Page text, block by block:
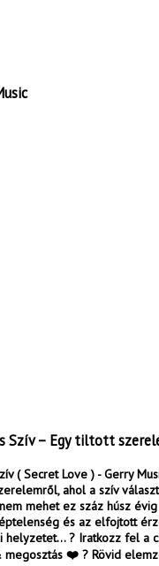
Szív – Egy tiltott
( Secret Love ) - Gerry
ahol a szív
mehet ez száz húsz
és az elfojtott
helyzetet… ? Iratkozz fel a
megosztás ❤️ ? Rövid